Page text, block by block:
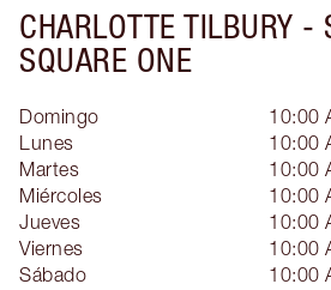
CHARLOTTE TILBURY -
SQUARE ONE
Domingo
10:00
Lunes
10:00
Martes
10:00
Miércoles
10:00
Jueves
10:00
Viernes
10:00
Sábado
10:00